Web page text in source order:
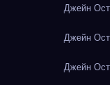
Джейн
Джейн
Джейн